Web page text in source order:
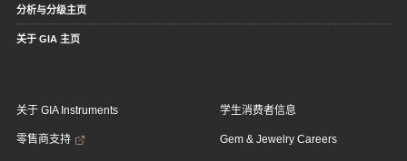
分析与分级主页
关于 GIA 主页
关于 GIA Instruments
零售商支持
学生消费者信息
Gem & Jewelry Careers